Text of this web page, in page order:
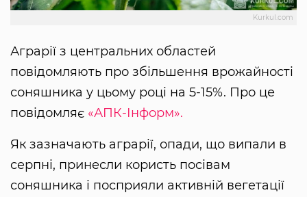
Kurkul.com
Аграрії з центральних областей
повідомляють про збільшення врожайності
соняшника у цьому році на 5-15%. Про це
повідомляє «АПК-Інформ».
Як зазначають аграрії, опади, що випали в
серпні, принесли користь посівам
соняшника і посприяли активній вегетації